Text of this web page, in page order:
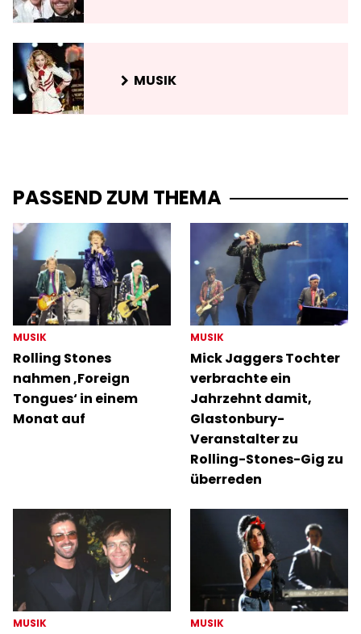
MUSIK
PASSEND ZUM THEMA
MUSIK
Rolling Stones
nahmen ‚Foreign
Tongues‘ in einem
Monat auf
MUSIK
Mick Jaggers Tochter
verbrachte ein
Jahrzehnt damit,
Glastonbury-
Veranstalter zu
Rolling-Stones-Gig zu
überreden
MUSIK MUSIK